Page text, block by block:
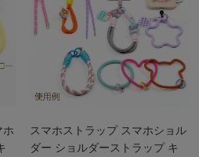
ホ
スマホストラップ スマホショル
ダー ショルダーストラップ キ